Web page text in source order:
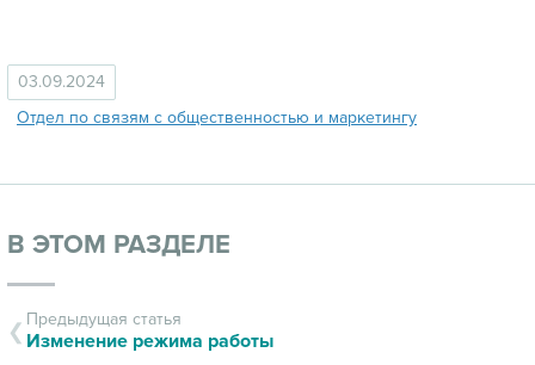
03.09.2024
Отдел по связям с общественностью и маркетингу
В ЭТОМ РАЗДЕЛЕ
Предыдущая статья
Изменение режима работы